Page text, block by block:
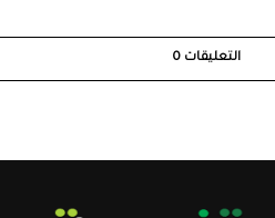
التعليقات 0